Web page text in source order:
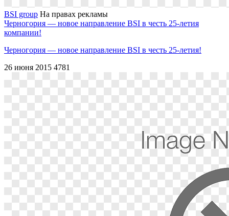
BSI group На правах рекламы
Черногория — новое направление BSI в честь 25-летия
компании!
Черногория — новое направление BSI в честь 25-летия!
26 июня 2015 4781